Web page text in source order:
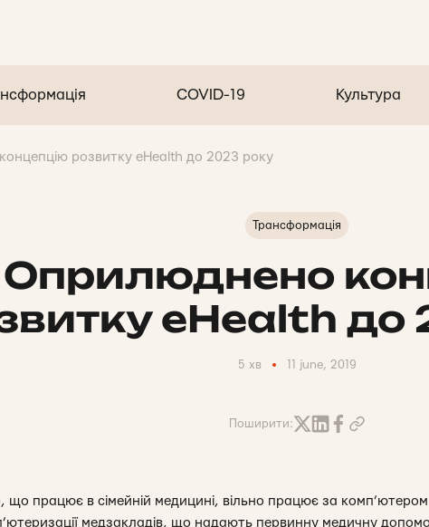
COVID-19 Культура
розвитку eHealth до 2023 року
Трансформація
Оприлюднено
eHealth до
5 хв 11 june, 2019
Поширити:
що працює в сімейній медицині, вільно працює за комп’ютером
медзакладів, що надають первинну медичну